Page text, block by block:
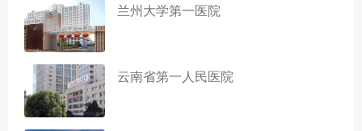
兰州大学第一医院
云南省第一人民医院